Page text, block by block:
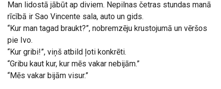
Man lidostā jābūt ap diviem. Nepilnas četras stundas manā
rīcībā ir Sao Vincente sala, auto un gids.
“Kur man tagad braukt?”, nobremzēju krustojumā un vēršos
pie Ivo.
“Kur gribi!”, viņš atbild ļoti konkrēti.
“Gribu kaut kur, kur mēs vakar nebijām.”
“Mēs vakar bijām visur.”